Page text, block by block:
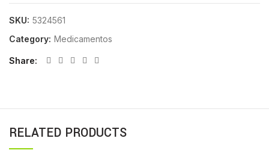
SKU: 5324561
Category: Medicamentos
Share
RELATED PRODUCTS